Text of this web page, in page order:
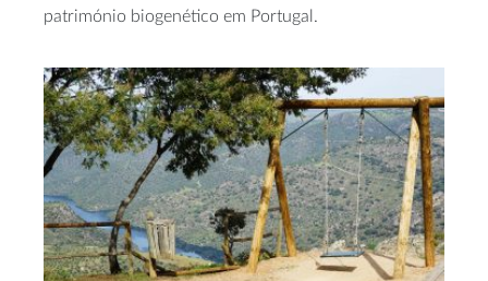
património biogenético em Portugal.